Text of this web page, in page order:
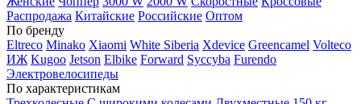
Распродажа Китайские Российские Оптом
По бренду
Eltreco Minako Xiaomi White Siberia Xdevice Greencamel Volteco
ИЖ Kugoo Jetson Elbike Forward Syccyba Furendo
Электровелосипеды
По характеристикам